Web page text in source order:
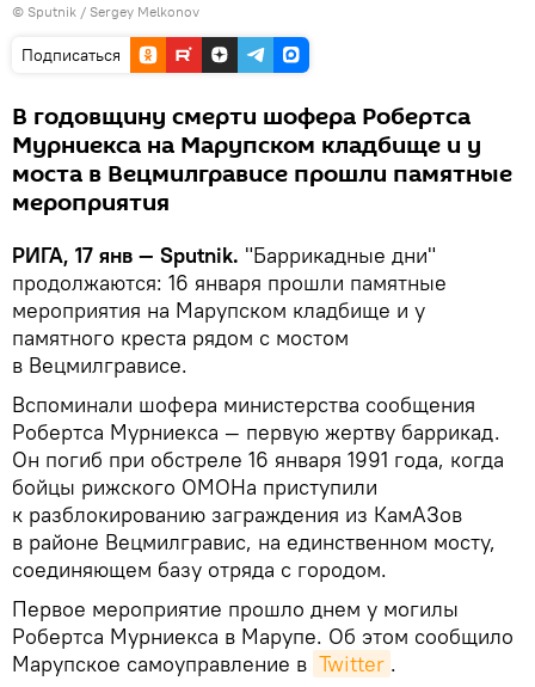
© Sputnik / Sergey Melkonov
Подписаться
В годовщину смерти шофера Робертса
Мурниекса на Марупском кладбище и у
моста в Вецмилгрависе прошли памятные
мероприятия
РИГА, 17 янв — Sputnik. "Баррикадные дни"
продолжаются: 16 января прошли памятные
мероприятия на Марупском кладбище и у
памятного креста рядом с мостом
в Вецмилгрависе.
Вспоминали шофера министерства сообщения
Робертса Мурниекса — первую жертву баррикад.
Он погиб при обстреле 16 января 1991 года, когда
бойцы рижского ОМОНа приступили
к разблокированию заграждения из КамАЗов
в районе Вецмилгравис, на единственном мосту,
соединяющем базу отряда с городом.
Первое мероприятие прошло днем у могилы
Робертса Мурниекса в Марупе. Об этом сообщило
Марупское самоуправление в Twitter .